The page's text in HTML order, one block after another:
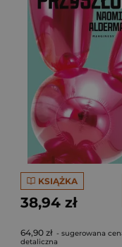
KSIĄŻKA
38,94 zł
64,90 zł - sugerowana
detaliczna